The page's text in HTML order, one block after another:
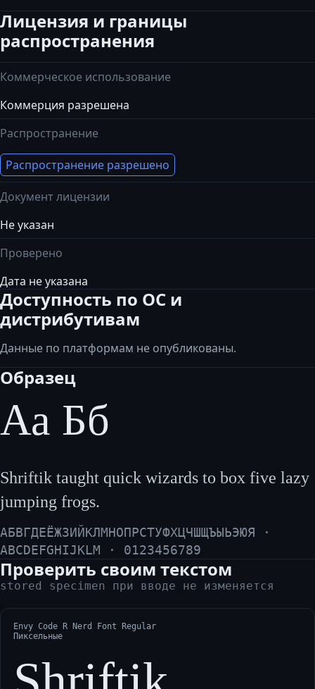
Лицензия и границы
распространения
Коммерческое использование
Коммерция разрешена
Распространение
Распространение разрешено
Документ лицензии
Не указан
Проверено
Дата не указана
Доступность по ОС и
дистрибутивам
Данные по платформам не опубликованы.
Образец
Аа Бб
Shriftik taught quick wizards to box five lazy
jumping frogs.
АБВГДЕЁЖЗИЙКЛМНОПРСТУФХЦЧШЩЪЫЬЭЮЯ ·
ABCDEFGHIJKLM · 0123456789
Проверить своим текстом
stored specimen при вводе не изменяется
Envy Code R Nerd Font Regular
Пиксельные